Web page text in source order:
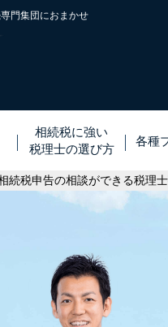
門集団におまかせ
相続税に強い
税理士の選び方
各種
続税申告の相談ができる税理